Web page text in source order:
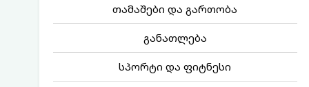
თამაშები და გართობა
განათლება
სპორტი და ფიტნესი